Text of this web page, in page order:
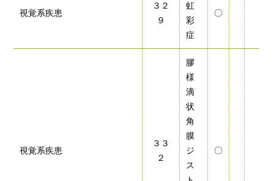
視覚系疾患
３２
９
虹
彩
症
〇
視覚系疾患
３３
２
膠
様
滴
状
角
膜
ジ
ス
〇